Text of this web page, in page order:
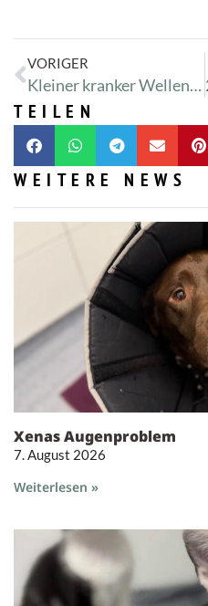
VORIGER
Kleiner kranker Wellensittich
TEILEN
WEITERE NEWS
Xenas Augenproblem
7. August 2026
Weiterlesen »